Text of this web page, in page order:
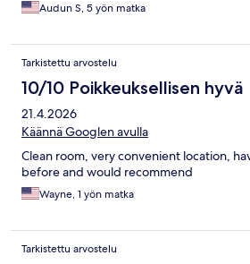
Audun S, 5 yön matka
Tarkistettu arvostelu
10/10 Poikkeuksellisen hyvä
21.4.2026
Käännä Googlen avulla
Clean room, very convenient location,
before and would recommend
Wayne, 1 yön matka
Tarkistettu arvostelu